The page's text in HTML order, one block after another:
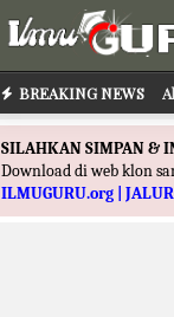
BREAKING NEWS
SILAHKAN SIMPAN &
Download di web klon
ILMUGURU.org |